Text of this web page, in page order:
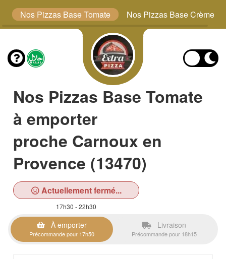
Nos Pizzas Base Tomate Nos Pizzas Base Crème
Nos Pizzas Base Tomate
à emporter
proche Carnoux en
Provence (13470)
Actuellement fermé...
17h30 - 22h30
À emporter
Précommande pour 17h50
Livraison
Précommande pour 18h15